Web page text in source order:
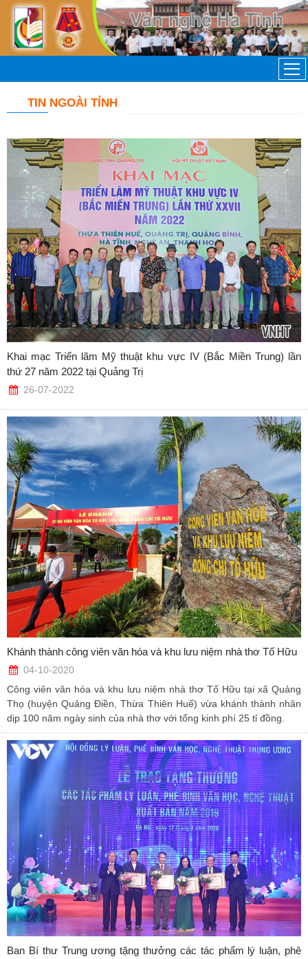
TIN NGOÀI TỈNH
Khai mạc Triển lãm Mỹ thuật khu vực IV (Bắc Miền Trung) lần
thứ 27 năm 2022 tại Quảng Trị
26-07-2022
Khánh thành công viên văn hóa và khu lưu niệm nhà thơ Tố Hữu
04-10-2020
Công viên văn hóa và khu lưu niệm nhà thơ Tố Hữu tại xã Quảng
Thọ (huyện Quảng Điền, Thừa Thiên Huế) vừa khánh thành nhân
dịp 100 năm ngày sinh của nhà thơ với tổng kinh phí 25 tỉ đồng.
Ban Bí thư Trung ương tặng thưởng các tác phẩm lý luận, phê